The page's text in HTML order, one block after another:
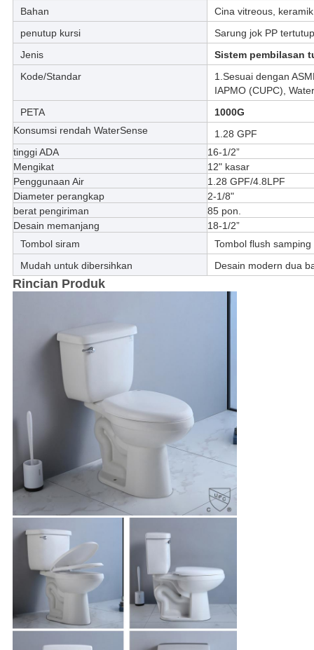
Bahan
Cina vitreous,
penutup kursi
Sarung jok PP
Jenis
Sistem pembilasan
Kode/Standar
1.Sesuai dengan
IAPMO (CUPC),
PETA
1000G
Konsumsi rendah WaterSense
1.28 GPF
tinggi ADA
16-1/2”
Mengikat
12" kasar
Penggunaan Air
1.28 GPF/4.8LPF
Diameter perangkap
2-1/8"
berat pengiriman
85 pon.
Desain memanjang
18-1/2”
Tombol siram
Tombol flush samping
Mudah untuk dibersihkan
Desain modern dua
Rincian Produk